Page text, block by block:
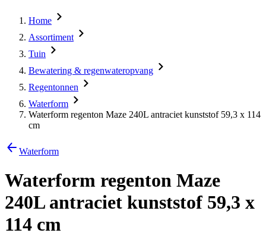
Home
Assortiment
Tuin
Bewatering & regenwateropvang
Regentonnen
Waterform
Waterform regenton Maze 240L antraciet kunststof 59,3 x 114
cm
Waterform
Waterform regenton Maze
240L antraciet kunststof 59,3 x
114 cm